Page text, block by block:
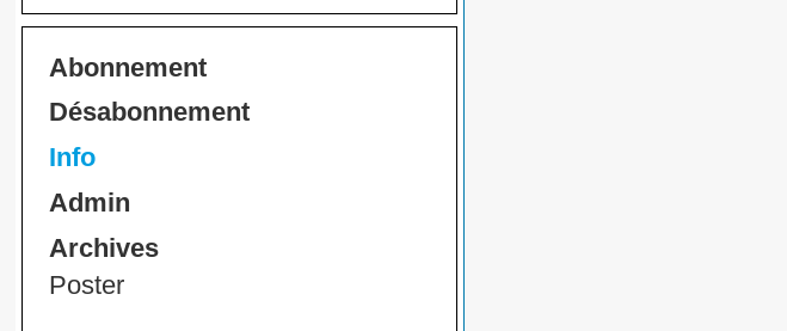
Abonnement
Désabonnement
Info
Admin
Archives
Poster